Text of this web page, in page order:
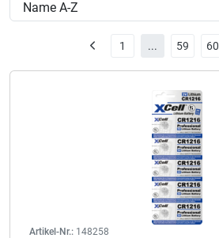
1 ... 59 60
Artikel-Nr.: 148258